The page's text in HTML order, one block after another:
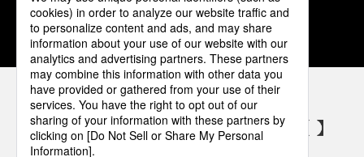
1 2 3 4 5
パナソニックの電気設備 SNSアカウント